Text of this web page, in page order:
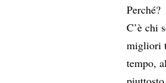
Perché?
C’è chi
migliori
tempo,